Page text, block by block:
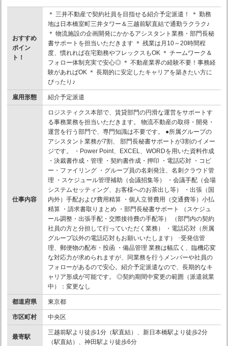
おすすめ
ポイン
ト！
＊ 三井不動産で契約社員を目指せる紹介予定派遣！ ＊ 勤務
地は日本橋室町三井タワー＆三越前駅直結で通勤ラクラク♪
＊ 物流施設の企画開発にかかるアシスタント業務・部門長秘
書サポートを担当いただきます ＊ 残業は月10～20時間程
度、慣れれば在宅勤務やフレックスもOK ＊ チームワーク＆
フォロー体制充実で安心◎ ＊ 不動産業界の経験不要！事務経
験があればOK ＊ 長期的に安定したキャリアを築きたい方に
ぴったり♪
雇用形態 紹介予定派遣
仕事内容
ロジスティクス本部で、賃貸部門の円滑な運営をサポートす
る事務業務を担当いただきます。 物流不動産の取得・開発・
運営を行う部門で、専門知識は不要です。 ●所属グループの
アシスタント業務が7割、 部門長秘書サポートが3割のイメー
ジです。 ・Power Point、EXCEL、WORDを用いた資料作成
・決裁書作成・管理 ・契約書作成・押印 ・電話応対 ・コピ
ー・ファイリング ・グループ員の名刺発注、名刺クラウド管
理 ・スケジュール管理補助（会議招集等） ・会議手配（会場
システムセッティング、お客様へのお茶出し等） ・出張（国
内外）手配および費用精算 ・個人立替費用（交通費等）小払
精算 ・請求書取りまとめ ・部門長秘書サポート （スケジュ
ール調整・出張手配・交際接待費の手配等） （部門内の契約
社員の方と分担して行っていただく業務） ・電話応対（所属
グループ以外の電話応対もお願いいたします） ･受発信管
理、郵便物の配布・投函 ・備品管理 業務は幅広く、臨機応変
な対応力が求められますが、同業務を行うメンバーや社員の
フォローがあるので安心。紹介予定派遣なので、長期的なキ
ャリア形成が可能です。 ◎契約期間中変更の範囲（派遣就業
中）：変更なし
都道府県 東京都
市区町村 中央区
最寄駅
三越前駅より徒歩1分（駅直結）、新日本橋駅より徒歩2分
（駅直結）、神田駅より徒歩6分